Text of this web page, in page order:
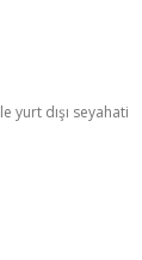
yurt dışı seyahati